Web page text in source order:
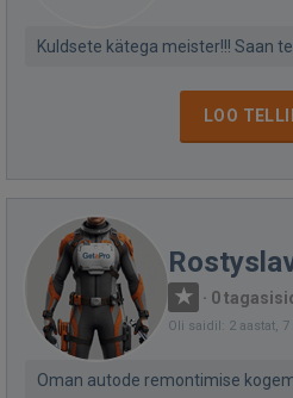
Kuldsete kätega meister!!! Saan
LOO
· 0
Oli saidil: 2 aastat,
Oman autode remontimise